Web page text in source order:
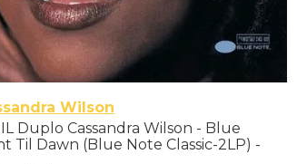
Wilson
Duplo Cassandra Wilson - Blue
Til Dawn (Blue Note Classic-2LP) -